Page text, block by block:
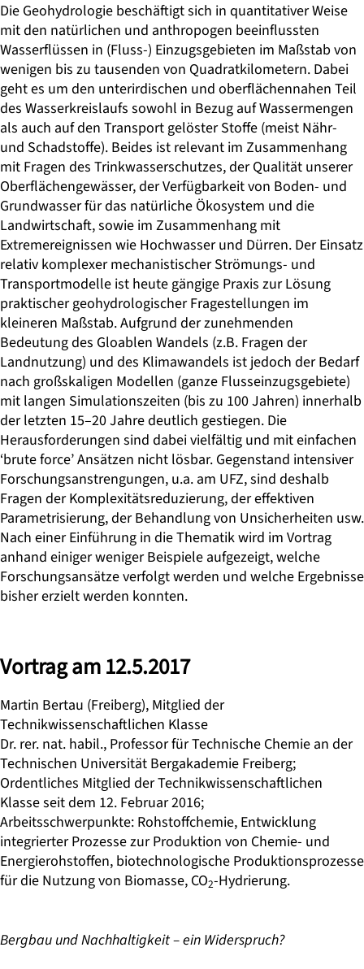
Die Geohydrologie beschäftigt sich in quantitativer Weise
mit den natürlichen und anthropogen beeinflussten
Wasserflüssen in (Fluss-) Einzugsgebieten im Maßstab von
wenigen bis zu tausenden von Quadratkilometern. Dabei
geht es um den unterirdischen und oberflächennahen Teil
des Wasserkreislaufs sowohl in Bezug auf Wassermengen
als auch auf den Transport gelöster Stoffe (meist Nähr-
und Schadstoffe). Beides ist relevant im Zusammenhang
mit Fragen des Trinkwasserschutzes, der Qualität unserer
Oberflächengewässer, der Verfügbarkeit von Boden- und
Grundwasser für das natürliche Ökosystem und die
Landwirtschaft, sowie im Zusammenhang mit
Extremereignissen wie Hochwasser und Dürren. Der Einsatz
relativ komplexer mechanistischer Strömungs- und
Transportmodelle ist heute gängige Praxis zur Lösung
praktischer geohydrologischer Fragestellungen im
kleineren Maßstab. Aufgrund der zunehmenden
Bedeutung des Gloablen Wandels (z.B. Fragen der
Landnutzung) und des Klimawandels ist jedoch der Bedarf
nach großskaligen Modellen (ganze Flusseinzugsgebiete)
mit langen Simulationszeiten (bis zu 100 Jahren) innerhalb
der letzten 15–20 Jahre deutlich gestiegen. Die
Herausforderungen sind dabei vielfältig und mit einfachen
‘brute force’ Ansätzen nicht lösbar. Gegenstand intensiver
Forschungsanstrengungen, u.a. am UFZ, sind deshalb
Fragen der Komplexitätsreduzierung, der effektiven
Parametrisierung, der Behandlung von Unsicherheiten usw.
Nach einer Einführung in die Thematik wird im Vortrag
anhand einiger weniger Beispiele aufgezeigt, welche
Forschungsansätze verfolgt werden und welche Ergebnisse
bisher erzielt werden konnten.
Vortrag am 12.5.2017
Martin Bertau (Freiberg), Mitglied der
Technikwissenschaftlichen Klasse
Dr. rer. nat. habil., Professor für Technische Chemie an der
Technischen Universität Bergakademie Freiberg;
Ordentliches Mitglied der Technikwissenschaftli­chen
Klasse seit dem 12. Februar 2016;
Arbeitsschwerpunkte: Rohstoffchemie, Entwicklung
integrierter Prozesse zur Produktion von Chemie- und
Ener­gierohstoffen, biotechnologische Produktionsprozesse
für die Nutzung von Biomasse, CO2-Hydrierung.
Bergbau und Nachhaltigkeit – ein Widerspruch?